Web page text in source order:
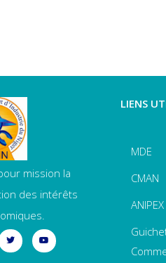
mission la
des intérêts
LIENS
MDE
CMAN
ANIPEX